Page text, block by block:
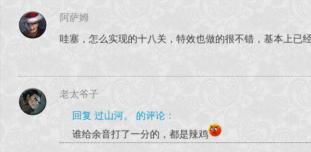
阿萨姆
哇塞，怎么实现的十八关，特效也做的很不错，基本上已
老太爷子
回复 过山河。 的评论：
谁给余音打了一分的，都是辣鸡